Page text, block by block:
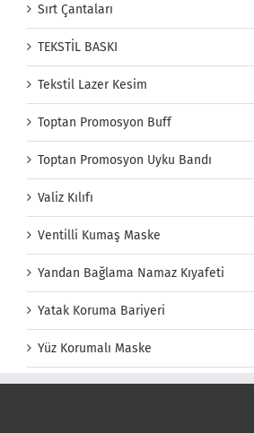
Sırt Çantaları
TEKSTİL BASKI
Tekstil Lazer Kesim
Toptan Promosyon Buff
Toptan Promosyon Uyku Bandı
Valiz Kılıfı
Ventilli Kumaş Maske
Yandan Bağlama Namaz Kıyafeti
Yatak Koruma Bariyeri
Yüz Korumalı Maske